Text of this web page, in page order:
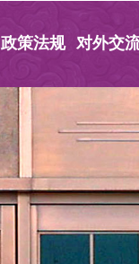
政策法规 对外交